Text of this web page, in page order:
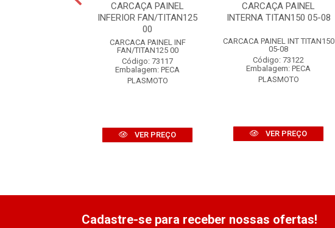
CARCAÇA PAINEL
INFERIOR FAN/TITAN125
00
CARCACA PAINEL INF
FAN/TITAN125 00
Código: 73117
Embalagem: PECA
PLASMOTO
VER PREÇO
CARCAÇA PAINEL
INTERNA TITAN150 05-08
CARCACA PAINEL INT TITAN150
05-08
Código: 73122
Embalagem: PECA
PLASMOTO
VER PREÇO
Cadastre-se para receber nossas ofertas!